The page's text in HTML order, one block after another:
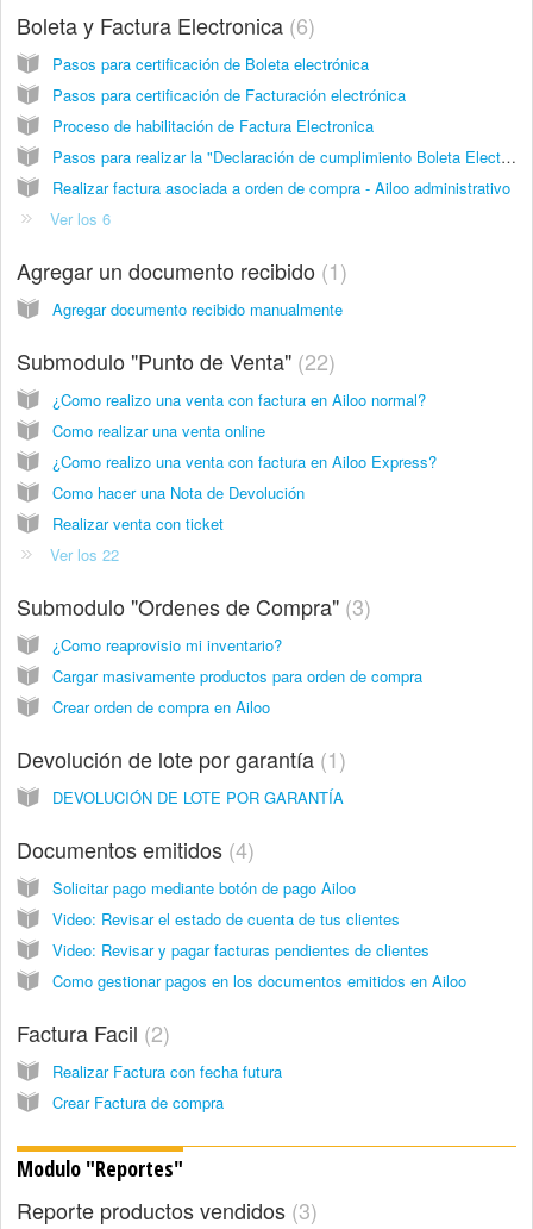
Boleta y Factura Electronica 6
Pasos para certificación de Boleta electrónica
Pasos para certificación de Facturación electrónica
Proceso de habilitación de Factura Electronica
Pasos para realizar la "Declaración de cumplimiento Boleta Electrónica"
Realizar factura asociada a orden de compra - Ailoo administrativo
Ver los 6
Agregar un documento recibido 1
Agregar documento recibido manualmente
Submodulo "Punto de Venta" 22
¿Como realizo una venta con factura en Ailoo normal?
Como realizar una venta online
¿Como realizo una venta con factura en Ailoo Express?
Como hacer una Nota de Devolución
Realizar venta con ticket
Ver los 22
Submodulo "Ordenes de Compra" 3
¿Como reaprovisio mi inventario?
Cargar masivamente productos para orden de compra
Crear orden de compra en Ailoo
Devolución de lote por garantía 1
DEVOLUCIÓN DE LOTE POR GARANTÍA
Documentos emitidos 4
Solicitar pago mediante botón de pago Ailoo
Video: Revisar el estado de cuenta de tus clientes
Video: Revisar y pagar facturas pendientes de clientes
Como gestionar pagos en los documentos emitidos en Ailoo
Factura Facil 2
Realizar Factura con fecha futura
Crear Factura de compra
Modulo "Reportes"
Reporte productos vendidos 3